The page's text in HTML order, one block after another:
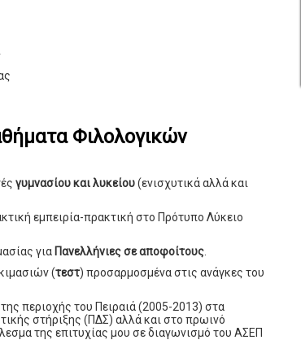
Φιλολογικών
γυμνασίου και λυκείου(ενισχυτικά αλλά και
εμπειρία-πρακτική στο Πρότυπο Λύκειο
για Πανελλήνιες σε αποφοίτους.
(τεστ) προσαρμοσμένα στις ανάγκες του
περιοχής του Πειραιά (2005-2013) στα
στήριξης (ΠΔΣ) αλλά και στο πρωινό
της επιτυχίας μου σε διαγωνισμό του ΑΣΕΠ